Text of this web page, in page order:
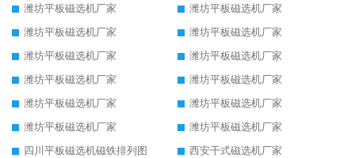
潍坊平板磁选机厂家
潍坊平板磁选机厂家
潍坊平板磁选机厂家
潍坊平板磁选机厂家
潍坊平板磁选机厂家
潍坊平板磁选机厂家
潍坊平板磁选机厂家
潍坊平板磁选机厂家
潍坊平板磁选机厂家
潍坊平板磁选机厂家
潍坊平板磁选机厂家
潍坊平板磁选机厂家
四川平板磁选机磁铁排列图
西安干式磁选机厂家